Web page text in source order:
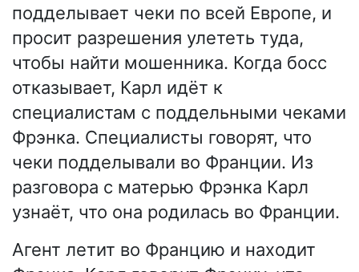
подделывает чеки по всей Европе, и
просит разрешения улететь туда,
чтобы найти мошенника. Когда босс
отказывает, Карл идёт к
специалистам с поддельными чеками
Фрэнка. Специалисты говорят, что
чеки подделывали во Франции. Из
разговора с матерью Фрэнка Карл
узнаёт, что она родилась во Франции.
Агент летит во Францию и находит